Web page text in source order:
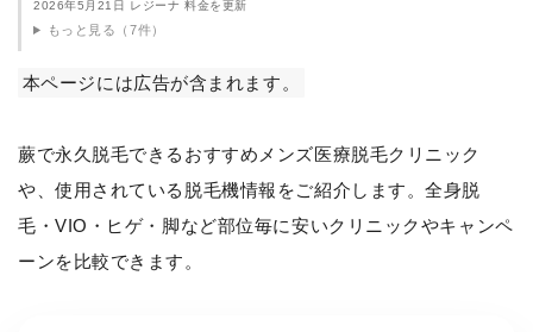
2026年5月21日 レジーナ 料金を更新
もっと見る（7件）
本ページには広告が含まれます。
蕨で永久脱毛できるおすすめメンズ医療脱毛クリニック
や、使用されている脱毛機情報をご紹介します。全身脱
毛・VIO・ヒゲ・脚など部位毎に安いクリニックやキャンペ
ーンを比較できます。